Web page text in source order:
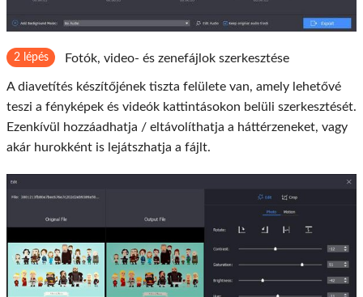
2 lépés Fotók, video- és zenefájlok szerkesztése
A diavetítés készítőjének tiszta felülete van, amely lehetővé
teszi a fényképek és videók kattintásokon belüli szerkesztését.
Ezenkívül hozzáadhatja / eltávolíthatja a háttérzeneket, vagy
akár hurokként is lejátszhatja a fájlt.